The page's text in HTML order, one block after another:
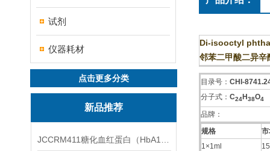
试剂
仪器耗材
点击更多分类
新品推荐
Di-isooctyl
邻苯二甲酸二异辛
目录号： CHI-
分子式： C24H 38O4
品牌：
规格
1×1ml